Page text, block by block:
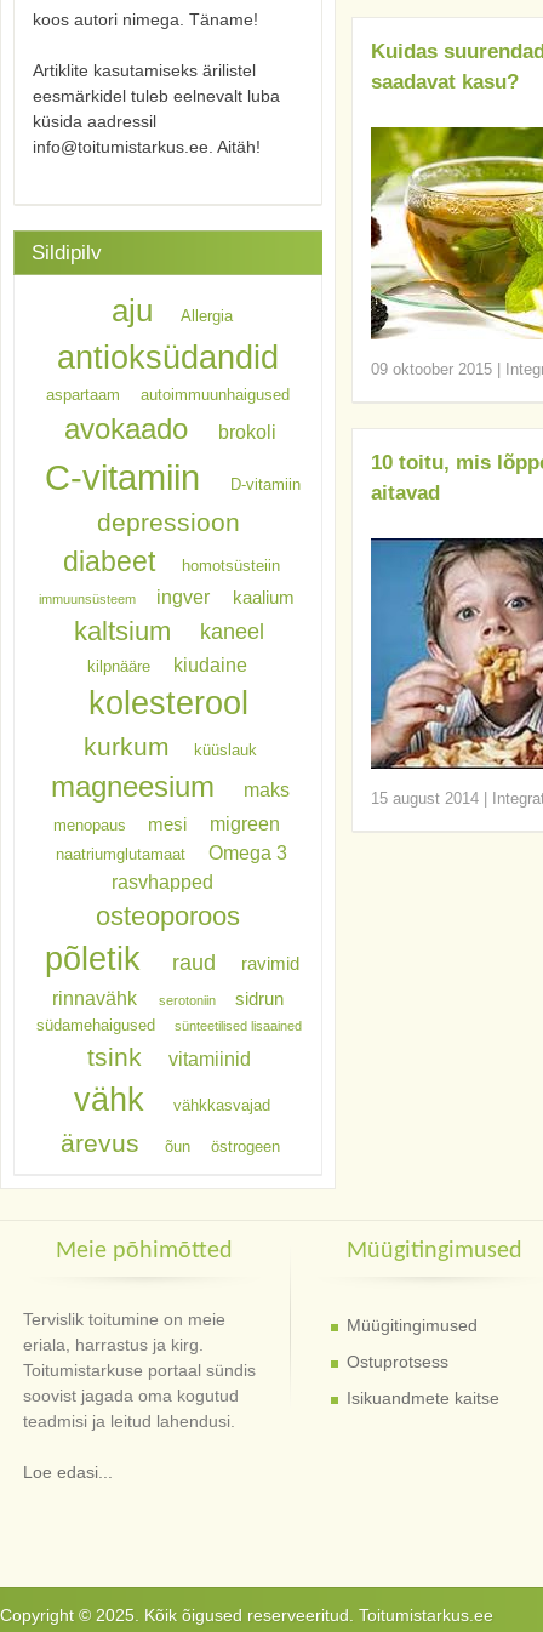
Kuidas
saadavat kasu?
09 oktoober 2015
10 toitu, mis
aitavad
15 august 2014
koos autori nimega. Täname!
Artiklite kasutamiseks ärilistel
eesmärkidel tuleb eelnevalt luba
küsida aadressil
info@toitumistarkus.ee. Aitäh!
Sildipilv
aju Allergia
antioksüdandid
aspartaam autoimmuunhaigused
avokaado brokoli
C-vitamiin D-vitamiin
depressioon
diabeet homotsüsteiin
immuunsüsteem ingver kaalium
kaltsium kaneel
kilpnääre kiudaine
kolesterool
kurkum küüslauk
magneesium maks
menopaus mesi migreen
naatriumglutamaat
Omega 3
rasvhapped
osteoporoos
põletik raud ravimid
rinnavähk serotoniin sidrun
südamehaigused sünteetilised lisaained
tsink vitamiinid
vähk vähkkasvajad
ärevus õun östrogeen
Meie põhimõtted
Tervislik toitumine on meie
eriala, harrastus ja kirg.
Toitumistarkuse portaal sündis
soovist jagada oma kogutud
teadmisi ja leitud lahendusi.
Loe edasi...
Müügitingimused
Müügitingimused
Ostuprotsess
Isikuandmete kaitse
Copyright © 2025. Kõik õigused reserveeritud. Toitumistarkus.ee